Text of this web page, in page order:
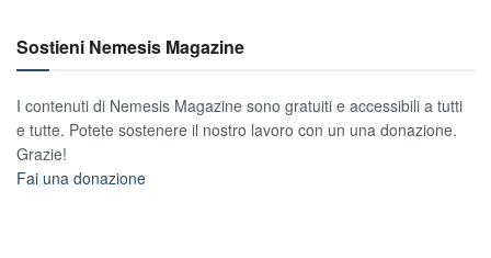
Sostieni Nemesis Magazine
I contenuti di Nemesis Magazine sono gratuiti e accessibili a tutti
e tutte. Potete sostenere il nostro lavoro con un una donazione.
Grazie!
Fai una donazione